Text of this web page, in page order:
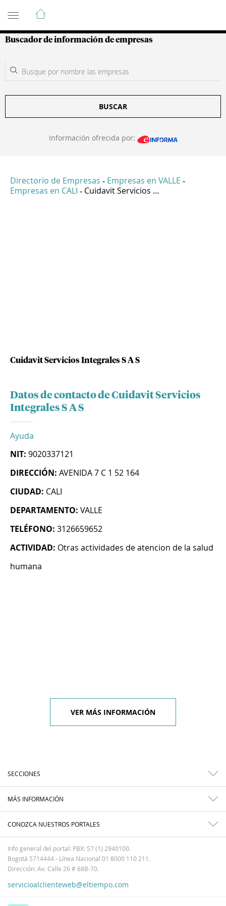
Guía de Empresas Colombianas
Buscador de información de empresas
BUSCAR
Información ofrecida por:
Directorio de Empresas - Empresas en VALLE -
Empresas en CALI - Cuidavit Servicios ...
Cuidavit Servicios Integrales S A S
Datos de contacto de Cuidavit Servicios
Integrales S A S
Ayuda
NIT: 9020337121
DIRECCIÓN: AVENIDA 7 C 1 52 164
CIUDAD: CALI
DEPARTAMENTO: VALLE
TELÉFONO: 3126659652
ACTIVIDAD: Otras actividades de atencion de la salud
humana
VER MÁS INFORMACIÓN
SECCIONES
MÁS INFORMACIÓN
CONOZCA NUESTROS PORTALES
Info general del portal: PBX: 57 (1) 2940100.
Bogotá 5714444 - Línea Nacional 01 8000 110 211.
Dirección: Av. Calle 26 # 68B-70.
servicioalclienteweb@eltiempo.com